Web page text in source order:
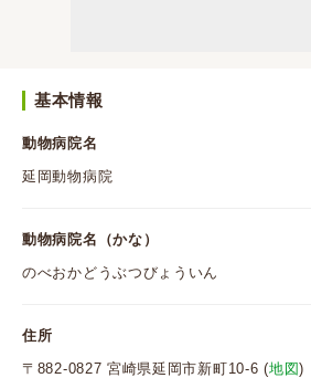
基本情報
動物病院名
延岡動物病院
動物病院名（かな）
のべおかどうぶつびょういん
住所
〒882-0827 宮崎県延岡市新町10-6 (地図)